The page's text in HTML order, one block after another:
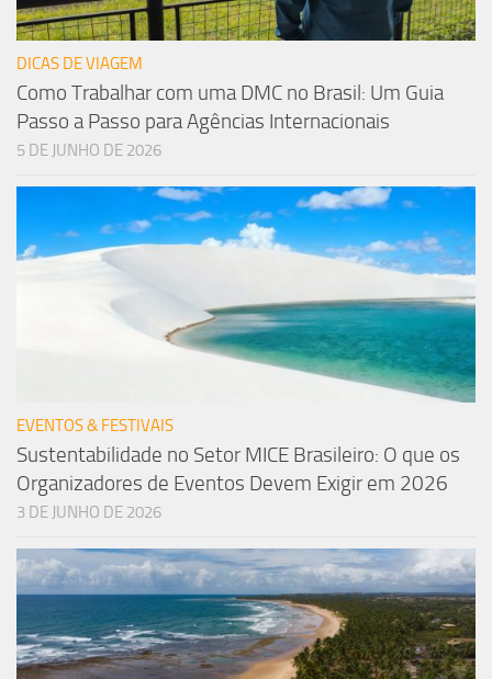
DICAS DE VIAGEM
Como Trabalhar com uma DMC no Brasil: Um Guia
Passo a Passo para Agências Internacionais
5 DE JUNHO DE 2026
EVENTOS & FESTIVAIS
Sustentabilidade no Setor MICE Brasileiro: O que os
Organizadores de Eventos Devem Exigir em 2026
3 DE JUNHO DE 2026